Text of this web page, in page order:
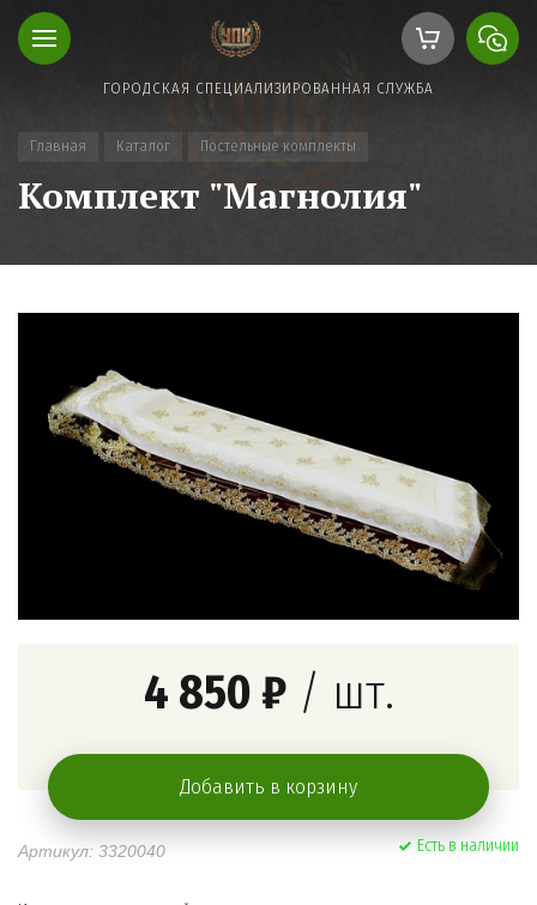
ГОРОДСКАЯ СПЕЦИАЛИЗИРОВАННАЯ СЛУЖБА
Главная Каталог Постельные комплекты
Комплект "Магнолия"
Артикул: 3320040 Есть в наличии
4 850 ₽/ шт.
Добавить в корзину